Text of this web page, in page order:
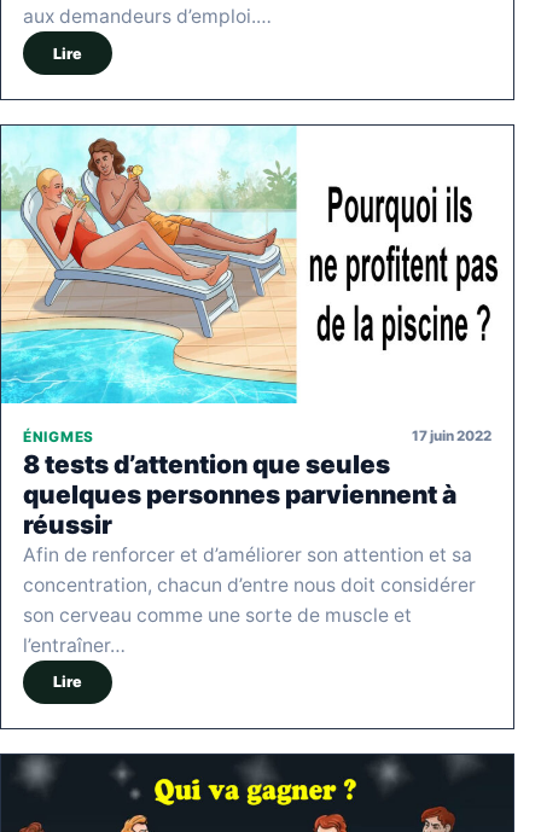
aux demandeurs d’emploi.…
Lire
ÉNIGMES 17 juin 2022
8 tests d’attention que seules
quelques personnes parviennent à
réussir
Afin de renforcer et d’améliorer son attention et sa
concentration, chacun d’entre nous doit considérer
son cerveau comme une sorte de muscle et
l’entraîner…
Lire